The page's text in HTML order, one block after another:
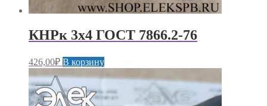
КНРк 3х4 ГОСТ 7866.2-76
426,00₽ В корзину